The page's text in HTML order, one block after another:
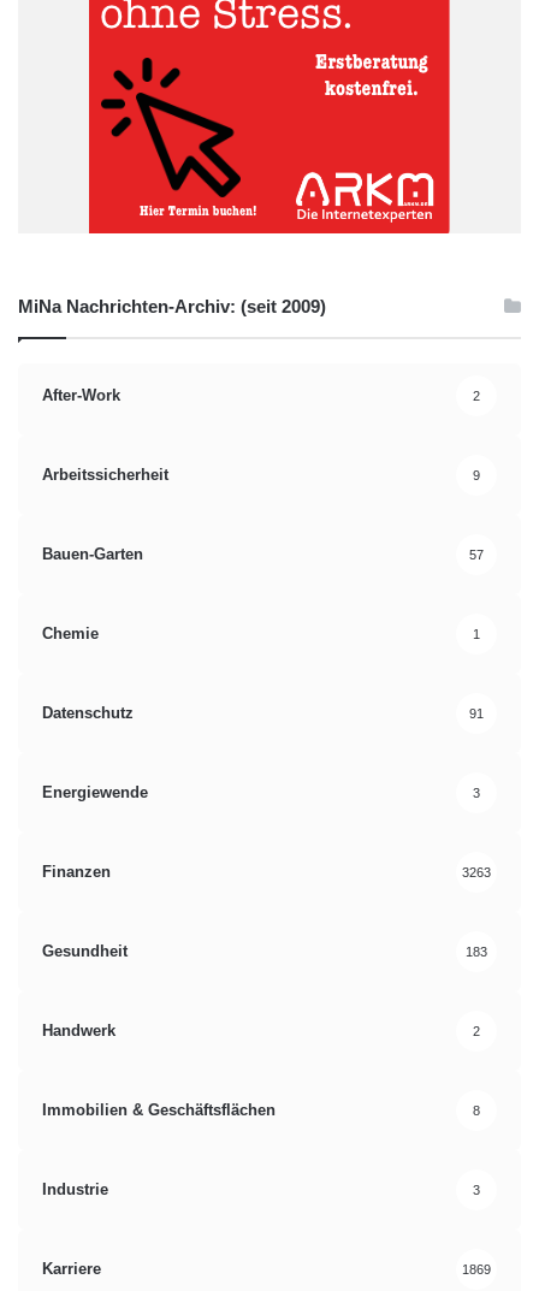
MiNa Nachrichten-Archiv: (seit 2009)
After-Work 2
Arbeitssicherheit 9
Bauen-Garten 57
Chemie 1
Datenschutz 91
Energiewende 3
Finanzen 3263
Gesundheit 183
Handwerk 2
Immobilien & Geschäftsflächen 8
Industrie 3
Karriere 1869